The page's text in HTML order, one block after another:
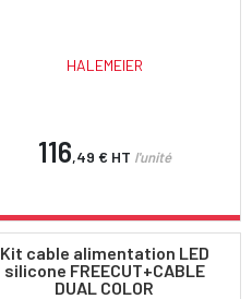
HALEMEIER
116,49 € HT l'unité
Kit cable alimentation LED
silicone FREECUT+CABLE
DUAL COLOR